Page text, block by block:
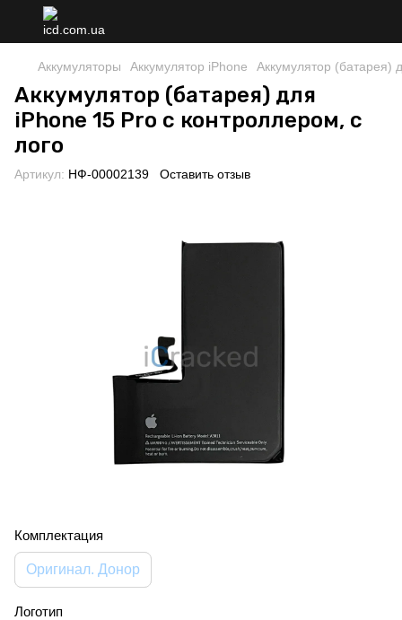
Аккумуляторы Аккумулятор iPhone Аккумулятор (батарея)
Аккумулятор (батарея) для
iPhone 15 Pro с контроллером, с
лого
Артикул: НФ-00002139 Оставить отзыв
Комплектация
Оригинал. Донор
Логотип